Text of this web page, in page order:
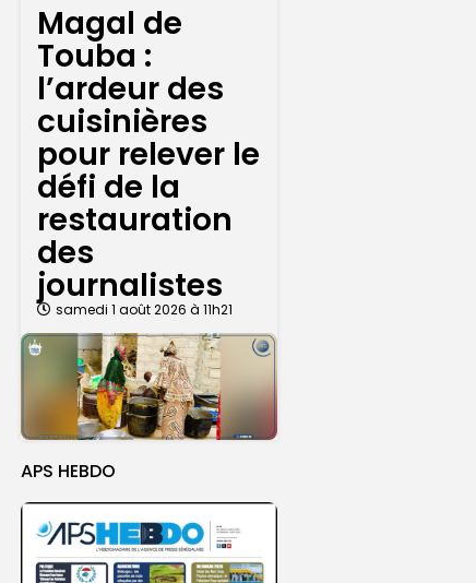
Magal de
Touba :
l’ardeur des
cuisinières
pour relever le
défi de la
restauration
des
journalistes
samedi 1 août 2026 à 11h21
APS HEBDO